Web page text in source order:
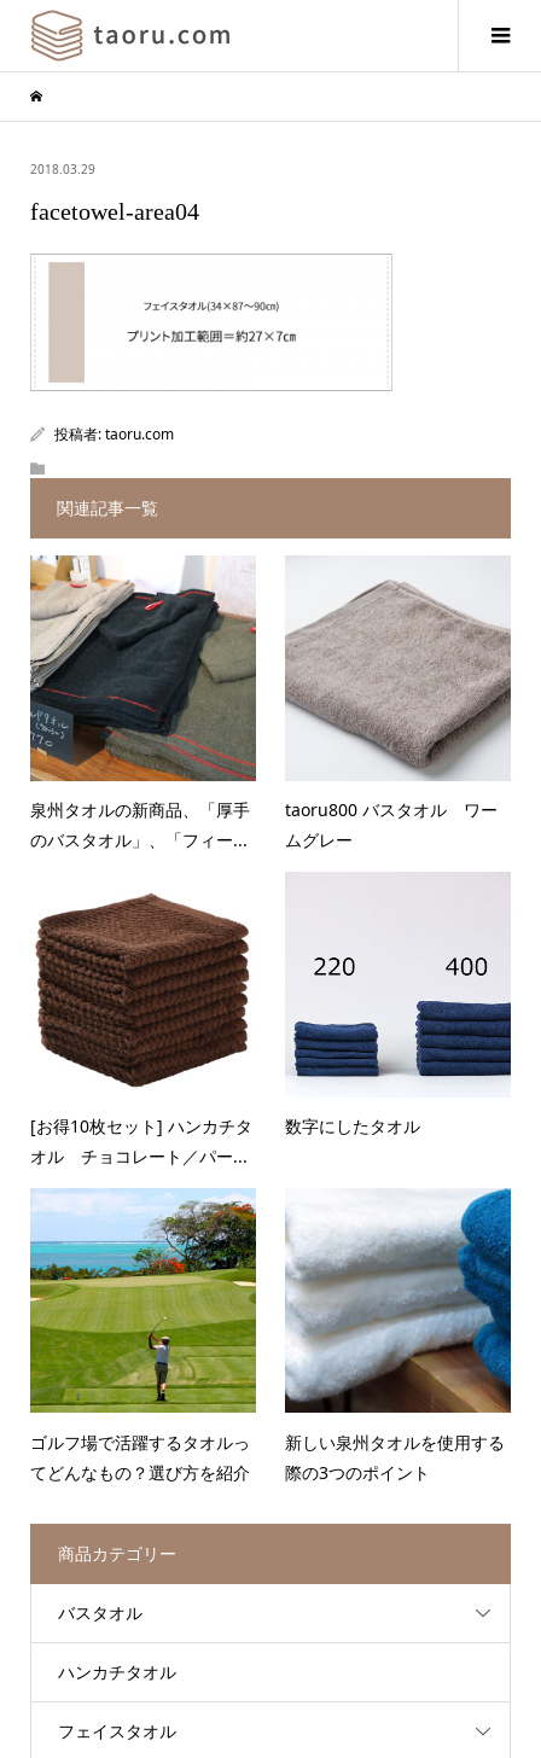
2018.03.29
facetowel-area04
投稿者:taoru.com
関連記事一覧
泉州タオルの新商品、「厚手
のバスタオル」、「フィー...
taoru800 バスタオル ワー
ムグレー
[お得10枚セット] ハンカチタ
オル チョコレート／パー...
数字にしたタオル
ゴルフ場で活躍するタオルっ
てどんなもの？選び方を紹介
新しい泉州タオルを使用する
際の3つのポイント
商品カテゴリー
バスタオル
ハンカチタオル
フェイスタオル